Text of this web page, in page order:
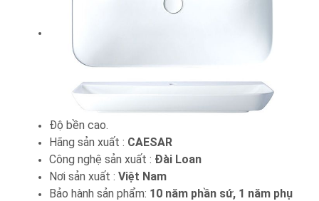
Độ bền cao.
Hãng sản xuất : CAESAR
Công nghệ sản xuất : Đài Loan
Nơi sản xuất : Việt Nam
Bảo hành sản phẩm: 10 năm phần sứ, 1 năm phụ